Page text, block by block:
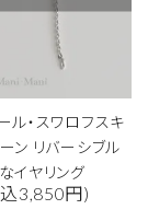
・スワロフスキ
ン リバーシブル
イヤリング
3,850円)